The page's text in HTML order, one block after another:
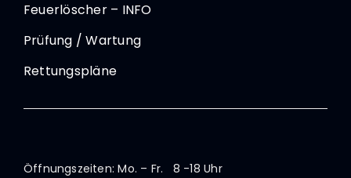
Feuerlöscher – INFO
Prüfung / Wartung
Rettungspläne
Öffnungszeiten: Mo. – Fr. 8 -18 Uhr